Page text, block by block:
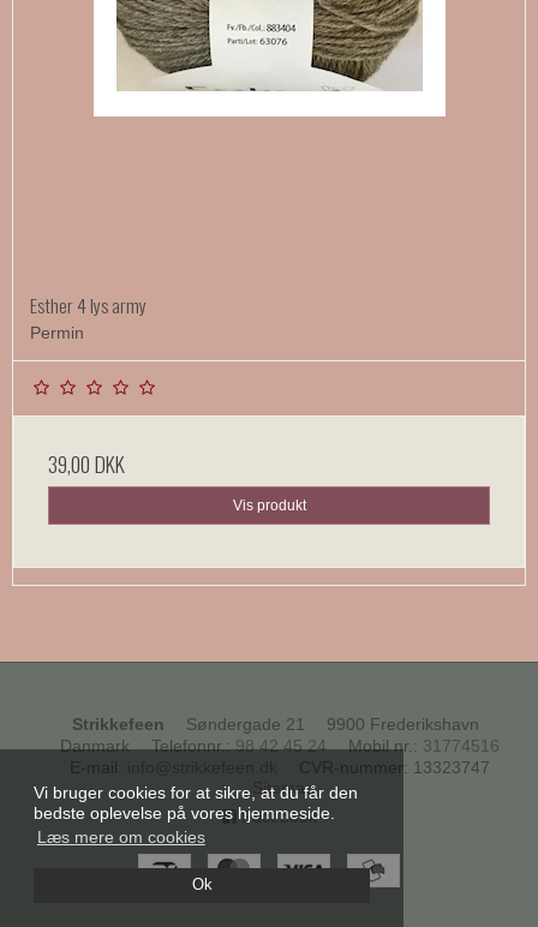
Vi bruger cookies for at sikre, at du får den
bedste oplevelse på vores hjemmeside.
Læs mere om cookies
Ok
Esther 4 lys army
Permin
39,00 DKK
Vis produkt
Strikkefeen Søndergade 21
9900 Frederikshavn
Danmark
Telefonnr.: 98 42 45 24 Mobil nr. : 31774516
E-mail
CVR-nummer: 13323747
Sitemap
Facebook